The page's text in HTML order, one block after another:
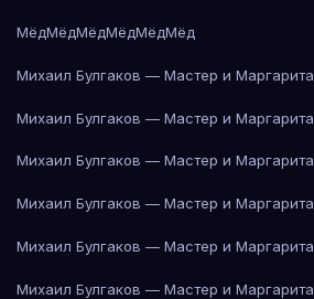
МёдМёдМёдМёдМёдМёд
Михаил Булгаков — Мастер и Маргарита
Михаил Булгаков — Мастер и Маргарита
Михаил Булгаков — Мастер и Маргарита
Михаил Булгаков — Мастер и Маргарита
Михаил Булгаков — Мастер и Маргарита
Михаил Булгаков — Мастер и Маргарита